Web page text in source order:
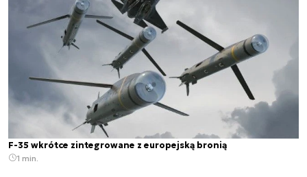
F-35 wkrótce zintegrowane z europejską bronią
1 min.